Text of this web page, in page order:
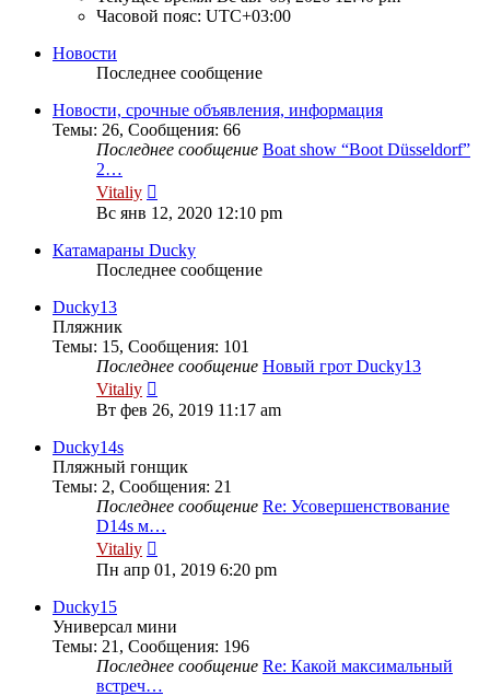
Часовой пояс: UTC+03:00
Новости
Последнее сообщение
Новости, срочные объявления, информация
Темы: 26, Сообщения: 66
Последнее сообщение Boat show “Boot Düsseldorf”
2…
Vitaliy
к
последнему
сообщению
Вс янв 12, 2020 12:10 pm
Катамараны Ducky
Последнее сообщение
Ducky13
Пляжник
Темы: 15, Сообщения: 101
Последнее сообщение Новый грот Ducky13
Vitaliy
к
последнему
Вт фев 26, 2019 11:17 am
Ducky14s
Пляжный гонщик
Темы: 2, Сообщения: 21
Последнее сообщение Re: Усовершенствование
D14s м…
Vitaliy
к
последнему
Пн апр 01, 2019 6:20 pm
Ducky15
Универсал мини
Темы: 21 , Сообщения: 196
Последнее сообщение Re: Какой максимальный
встреч…